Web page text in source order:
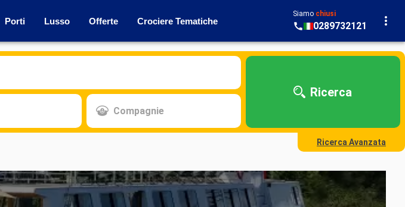
Porti Lusso Offerte Crociere Tematiche
Siamo chiusi
0289732121
Compagnie
Ricerca
Ricerca Avanzata